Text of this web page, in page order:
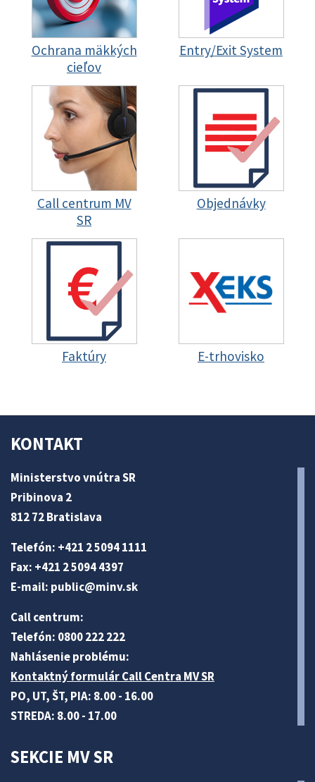
Ochrana mäkkých
cieľov
Entry/Exit System
Call centrum MV
SR
Objednávky
Faktúry E-trhovisko
KONTAKT
Ministerstvo vnútra SR
Pribinova 2
812 72 Bratislava
Telefón: +421 2 5094 1111
Fax: +421 2 5094 4397
E-mail: public@minv.sk
Call centrum:
Telefón: 0800 222 222
Nahlásenie problému:
Kontaktný formulár Call Centra MV SR
PO, UT, ŠT, PIA: 8.00 - 16.00
STREDA: 8.00 - 17.00
SEKCIE MV SR